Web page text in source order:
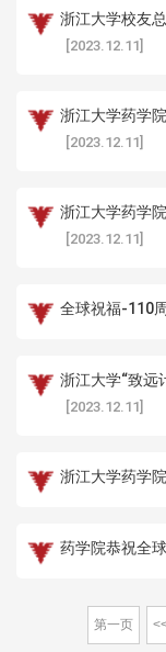
浙江大学校友
[2023.12.11]
浙江大学药学
[2023.12.11]
浙江大学药学
[2023.12.11]
全球祝福-110
浙江大学“致远
[2023.12.11]
浙江大学药学
药学院恭祝全
第一页